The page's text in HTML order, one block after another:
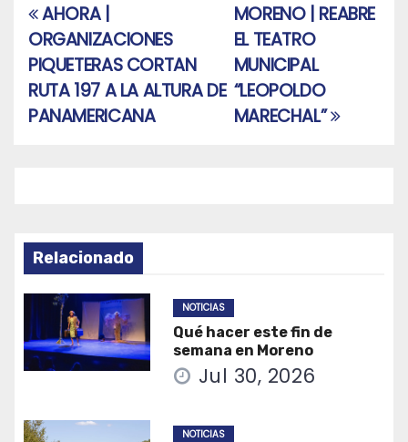
Navegación
de
entradas
MORENO | REABRE
EL TEATRO
MUNICIPAL
“LEOPOLDO
MARECHAL”
AHORA |
ORGANIZACIONES
PIQUETERAS CORTAN
RUTA 197 A LA ALTURA DE
PANAMERICANA
Relacionado
NOTICIAS
Qué hacer este fin de
semana en Moreno
Jul 30, 2026
NOTICIAS